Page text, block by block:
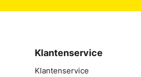
Klantenservice
Klantenservice